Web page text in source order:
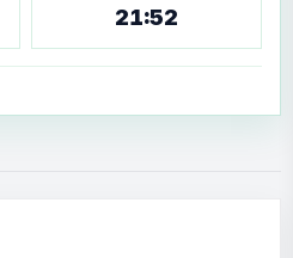
21:52